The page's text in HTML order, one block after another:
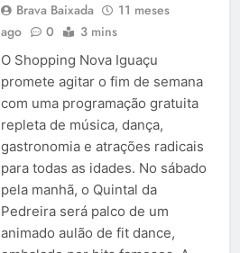
Brava Baixada
11 meses
ago
0 3 mins
O Shopping Nova Iguaçu
promete agitar o fim de semana
com uma programação gratuita
repleta de música, dança,
gastronomia e atrações radicais
para todas as idades. No sábado
pela manhã, o Quintal da
Pedreira será palco de um
animado aulão de fit dance,